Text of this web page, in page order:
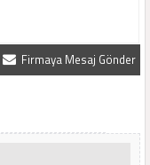
Firmaya Mesaj Gönder